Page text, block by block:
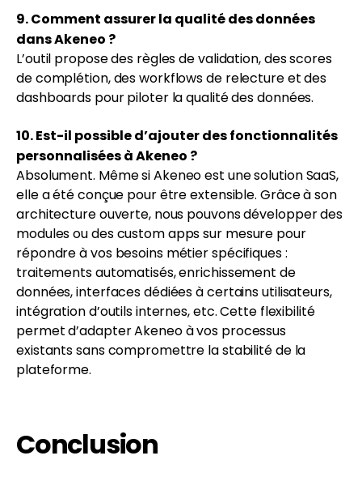
9. Comment assurer la qualité des données
dans Akeneo ?
L’outil propose des règles de validation, des scores
de complétion, des workflows de relecture et des
dashboards pour piloter la qualité des données.
10. Est-il possible d’ajouter des fonctionnalités
personnalisées à Akeneo ?
Absolument. Même si Akeneo est une solution SaaS,
elle a été conçue pour être extensible. Grâce à son
architecture ouverte, nous pouvons développer des
modules ou des custom apps sur mesure pour
répondre à vos besoins métier spécifiques :
traitements automatisés, enrichissement de
données, interfaces dédiées à certains utilisateurs,
intégration d’outils internes, etc. Cette flexibilité
permet d’adapter Akeneo à vos processus
existants sans compromettre la stabilité de la
plateforme.
Conclusion